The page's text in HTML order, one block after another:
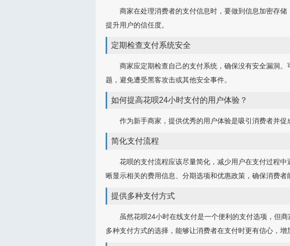
商家在处理消费者的支付信息时，要做到信息加密存
提升用户的信任度。
定期检查支付系统安全
商家应定期检查自己的支付系统，确保没有安全漏洞
题，避免遭受黑客攻击或其他安全事件。
如何提高花呗24小时支付的用户体验？
作为新手商家，提供优秀的用户体验是吸引消费者并
简化支付流程
花呗的支付流程应该尽量简化，减少用户在支付过程
晰显示相关的费用信息、分期选项和优惠政策，确保消费者
提供多种支付方式
虽然花呗24小时在线支付是一个便利的支付选项，但
多种支付方式的选择，能够让消费者在支付时更有信心，增